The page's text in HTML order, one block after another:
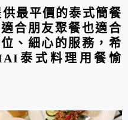
最平價的泰式簡餐
合朋友聚餐也適合
、細心的服務，希
泰式料理用餐愉